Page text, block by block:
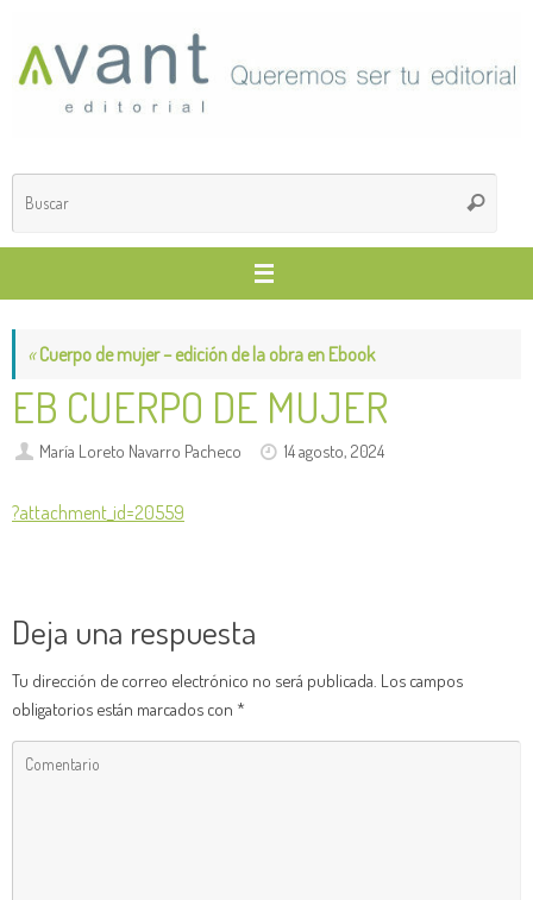
contenido
Buscar
«Cuerpo de mujer – edición de la obra en Ebook
EB CUERPO DE MUJER
María Loreto Navarro Pacheco 14 agosto, 2024
?attachment_id=20559
Deja una respuesta
Tu dirección de correo electrónico no será publicada. Los campos
obligatorios están marcados con *